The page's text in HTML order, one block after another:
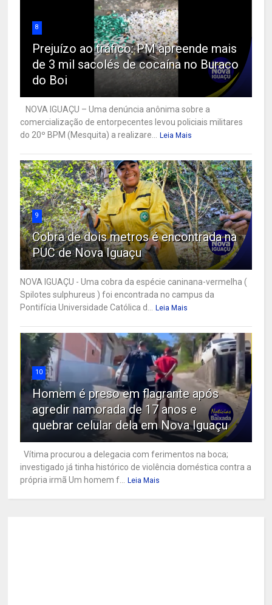
8
Prejuízo ao tráfico: PM apreende mais
de 3 mil sacolés de cocaína no Buraco
do Boi
NOVA IGUAÇU – Uma denúncia anônima sobre a
comercialização de entorpecentes levou policiais militares
do 20º BPM (Mesquita) a realizare... Leia Mais
9
Cobra de dois metros é encontrada na
PUC de Nova Iguaçu
NOVA IGUAÇU - Uma cobra da espécie caninana-vermelha (
Spilotes sulphureus ) foi encontrada no campus da
Pontifícia Universidade Católica d... Leia Mais
10
Homem é preso em flagrante após
agredir namorada de 17 anos e
quebrar celular dela em Nova Iguaçu
Vítima procurou a delegacia com ferimentos na boca;
investigado já tinha histórico de violência doméstica contra a
própria irmã Um homem f... Leia Mais